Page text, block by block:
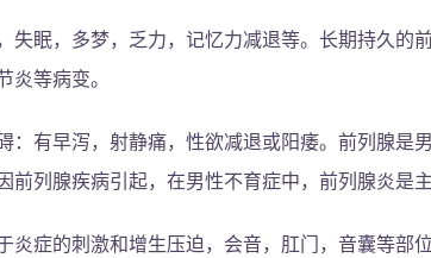
失眠，多梦，乏力，记忆力减退等。长期持久的
炎等病变。
：有早泻，射静痛，性欲减退或阳痿。前列腺是
前列腺疾病引起，在男性不育症中，前列腺炎是主
炎症的刺激和增生压迫，会音，肛门，音囊等部